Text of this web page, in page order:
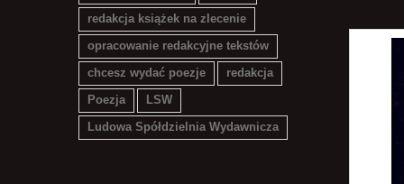
redakcja książek na zlecenie
opracowanie redakcyjne tekstów
chcesz wydać poezje
redakcja
Poezja
LSW
Ludowa Spółdzielnia Wydawnicza